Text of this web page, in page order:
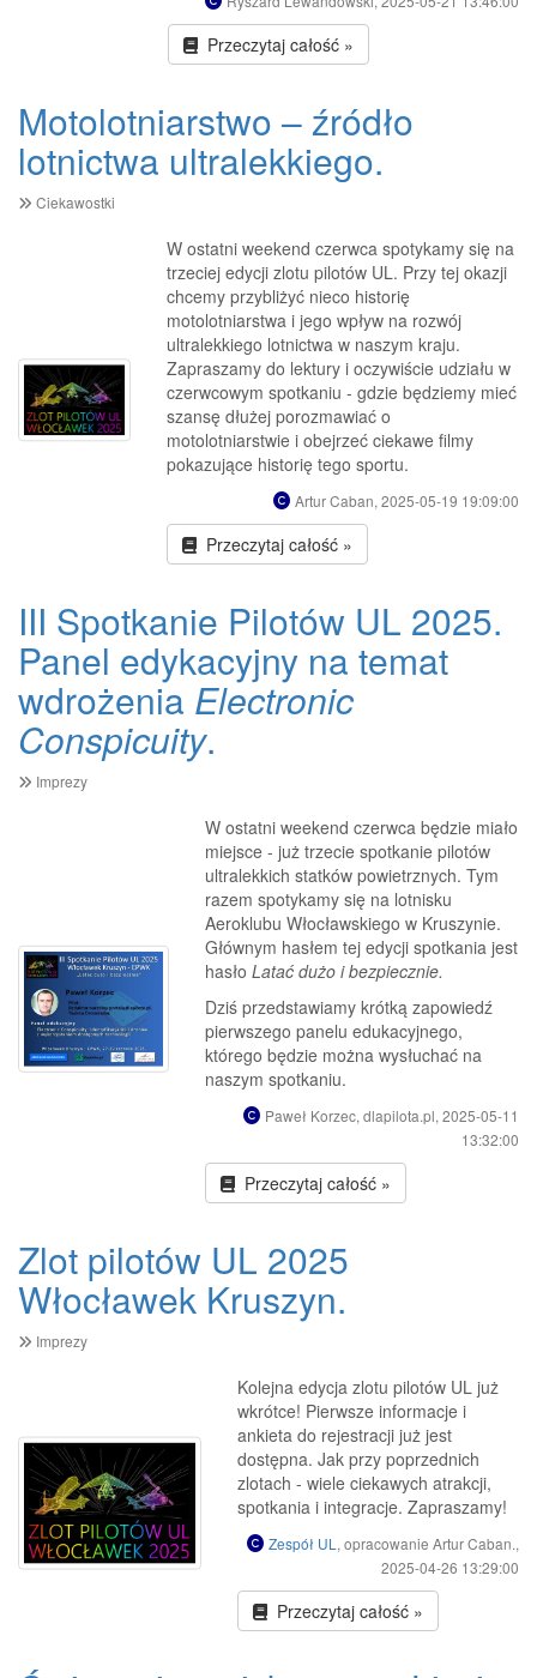
Przeczytaj całość »
Motolotniarstwo – źródło
lotnictwa ultralekkiego.
Ciekawostki
W ostatni weekend czerwca spotykamy się na
trzeciej edycji zlotu pilotów UL. Przy tej okazji
chcemy przybliżyć nieco historię
motolotniarstwa i jego wpływ na rozwój
ultralekkiego lotnictwa w naszym kraju.
Zapraszamy do lektury i oczywiście udziału w
czerwcowym spotkaniu - gdzie będziemy mieć
szansę dłużej porozmawiać o
motolotniarstwie i obejrzeć ciekawe filmy
pokazujące historię tego sportu.
Artur Caban, 2025-05-19 19:09:00
Przeczytaj całość »
III Spotkanie Pilotów UL 2025.
Panel edykacyjny na temat
wdrożenia Electronic
Conspicuity.
Imprezy
W ostatni weekend czerwca będzie miało
miejsce - już trzecie spotkanie pilotów
ultralekkich statków powietrznych. Tym
razem spotykamy się na lotnisku
Aeroklubu Włocławskiego w Kruszynie.
Głównym hasłem tej edycji spotkania jest
hasłoLatać dużo i bezpiecznie.
Dziś przedstawiamy krótką zapowiedź
pierwszego panelu edukacyjnego,
którego będzie można wysłuchać na
naszym spotkaniu.
Paweł Korzec, dlapilota.pl, 2025-05-11
13:32:00
Przeczytaj całość »
Zlot pilotów UL 2025
Włocławek Kruszyn.
Imprezy
Kolejna edycja zlotu pilotów UL już
wkrótce! Pierwsze informacje i
ankieta do rejestracji już jest
dostępna. Jak przy poprzednich
zlotach - wiele ciekawych atrakcji,
spotkania i integracje. Zapraszamy!
Zespół UL , opracowanie Artur Caban.,
2025-04-26 13:29:00
Przeczytaj całość »